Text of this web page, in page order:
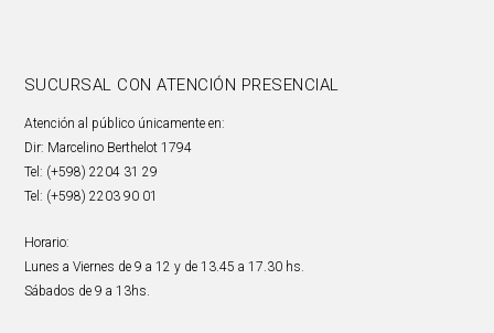
SUCURSAL CON ATENCIÓN PRESENCIAL
Atención al público únicamente en:
Dir: Marcelino Berthelot 1794
Tel: (+598) 2204 31 29
Tel: (+598) 2203 90 01
Horario:
Lunes a Viernes de 9 a 12 y de 13.45 a 17.30 hs.
Sábados de 9 a 13hs.